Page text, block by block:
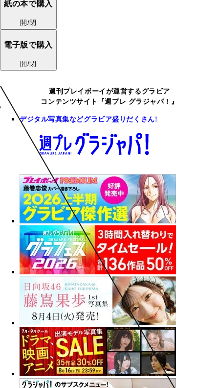
紙の本で購入
開/閉
電子版で購入
開/閉
週刊プレイボーイが運営するグラビア
コンテンツサイト『週プレ グラジャパ！』
デジタル写真集などグラビア盛りだくさん!